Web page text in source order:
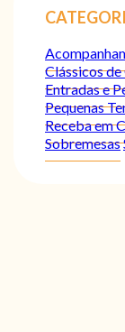
Clássicos
Entradas e
Pequenas
Receba em
Sobremesas